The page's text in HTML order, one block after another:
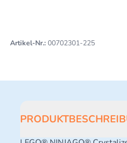
Artikel-Nr.: 00702301-225